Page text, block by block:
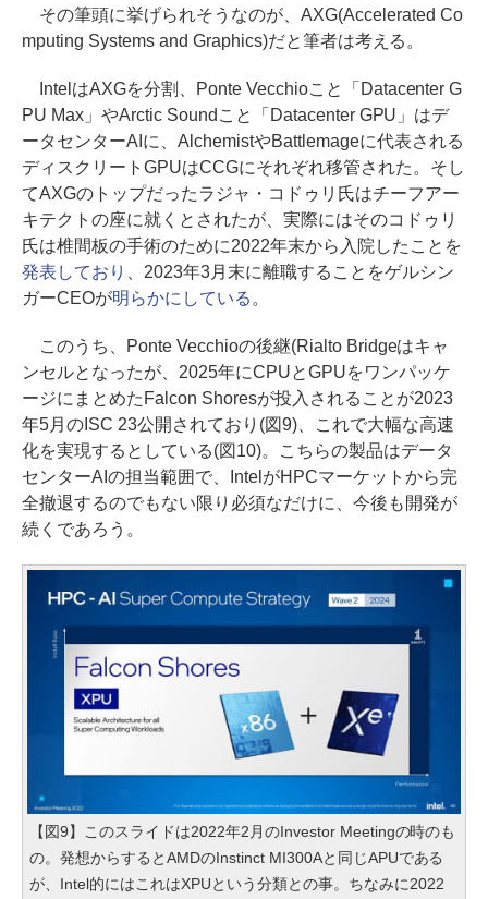
その筆頭に挙げられそうなのが、AXG(Accelerated Co
mputing Systems and Graphics)だと筆者は考える。
IntelはAXGを分割、Ponte Vecchioこと「Datacenter G
PU Max」やArctic Soundこと「Datacenter GPU」はデ
ータセンターAIに、AlchemistやBattlemageに代表される
ディスクリートGPUはCCGにそれぞれ移管された。そし
てAXGのトップだったラジャ・コドゥリ氏はチーフアー
キテクトの座に就くとされたが、実際にはそのコドゥリ
氏は椎間板の手術のために2022年末から入院したことを
発表しており
、2023年3月末に離職することをゲルシン
ガーCEOが明らかにしている 。
このうち、Ponte Vecchioの後継(Rialto Bridgeはキャ
ンセルとなったが、2025年にCPUとGPUをワンパッケ
ージにまとめたFalcon Shoresが投入されることが2023
年5月のISC 23公開されており(図9)、これで大幅な高速
化を実現するとしている(図10)。こちらの製品はデータ
センターAIの担当範囲で、IntelがHPCマーケットから完
全撤退するのでもない限り必須なだけに、今後も開発が
続くであろう。
【図9】このスライドは2022年2月のInvestor Meetingの時のも
の。発想からするとAMDのInstinct MI300Aと同じAPUである
が、Intel的にはこれはXPUという分類との事。ちなみに2022